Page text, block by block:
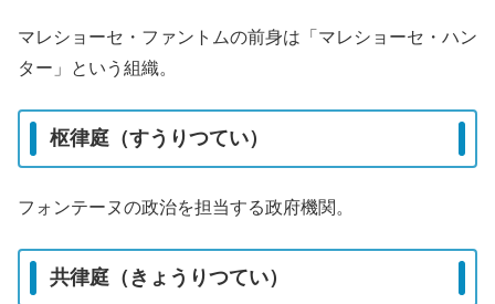
マレショーセ・ファントムの前身は「マレショーセ・ハン
ター」という組織。
枢律庭（すうりつてい）
フォンテーヌの政治を担当する政府機関。
共律庭（きょうりつてい）